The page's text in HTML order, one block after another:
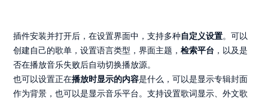
插件安装并打开后，在设置界面中，支持多种自定义设置。可以
创建自己的歌单，设置语言类型，界面主题，检索平台 ，以及是
否在播放音乐失败后自动切换播放源。
也可以设置正在播放时显示的内容是什么，可以是显示专辑封面
作为背景，也可以是显示音乐平台。支持设置歌词显示、外文歌